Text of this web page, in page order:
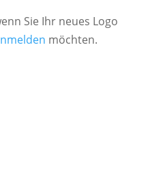
Sie Ihr neues Logo
möchten.